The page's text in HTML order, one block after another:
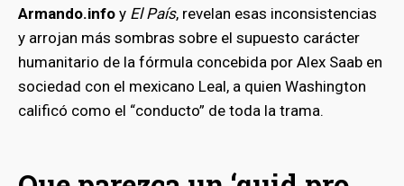
Armando.info y El País, revelan esas inconsistencias
y arrojan más sombras sobre el supuesto carácter
humanitario de la fórmula concebida por Alex Saab en
sociedad con el mexicano Leal, a quien Washington
calificó como el “conducto” de toda la trama.